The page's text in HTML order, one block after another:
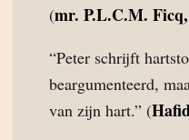
(mr. P.L.C.M.
“Peter schrijft
beargumenteerd,
van zijn hart.” (